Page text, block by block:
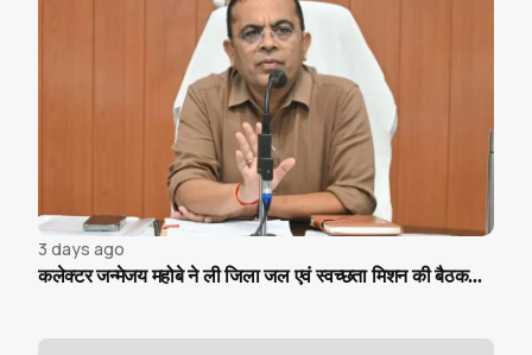
3 days ago
कलेक्टर जन्मेजय महोबे ने ली जिला जल एवं स्वच्छता मिशन की बैठक...